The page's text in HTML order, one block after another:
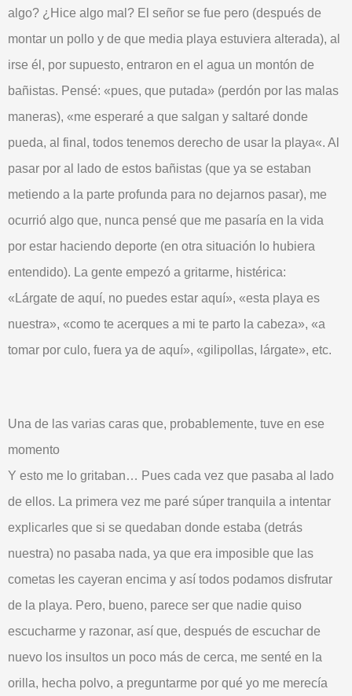
algo? ¿ Hice algo mal ? El señor se fue pero (después de
montar un pollo y de que media playa estuviera alterada), al
irse él, por supuesto, entraron en el agua un montón de
bañistas. Pensé: «pues, que putada» (perdón por las malas
maneras), «me esperaré a que salgan y saltaré donde
pueda, al final, todos tenemos derecho de usar la playa«. Al
pasar por al lado de estos bañistas (que ya se estaban
metiendo a la parte profunda para no dejarnos pasar), me
ocurrió algo que, nunca pensé que me pasaría en la vida
por estar haciendo deporte (en otra situación lo hubiera
entendido). La gente empezó a gritarme, histérica:
«Lárgate de aquí, no puedes estar aquí», «esta playa es
nuestra», «como te acerques a mi te parto la cabeza», «a
tomar por culo, fuera ya de aquí», «gilipollas, lárgate», etc.
Una de las varias caras que, probablemente, tuve en ese
momento
Y esto me lo gritaban… Pues cada vez que pasaba al
lado
de ellos. La primera vez me paré súper tranquila a intentar
explicarles que si se quedaban donde estaba (detrás
nuestra) no pasaba nada, ya que era imposible que las
cometas les cayeran encima y así todos podamos disfrutar
de la playa. Pero, bueno, parece ser que nadie quiso
escucharme y razonar, así que, después de escuchar de
nuevo los insultos un poco más de cerca, me senté en la
orilla, hecha polvo, a preguntarme por qué yo me merecía